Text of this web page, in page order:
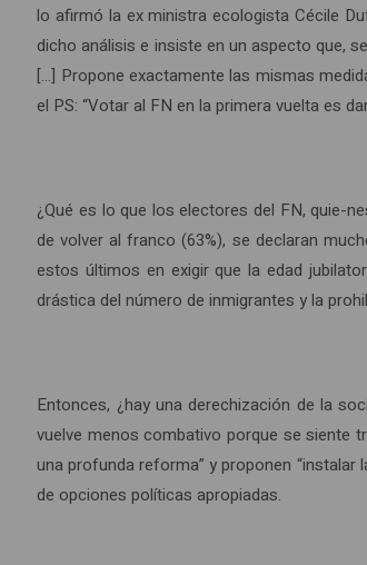
lo afirmó la ex ministra ecologista Cécile
dicho análisis e insiste en un aspecto que,
[…] Propone exactamente las mismas
el PS: “Votar al FN en la primera vuelta es
¿Qué es lo que los electores del FN, quie-
de volver al franco (63%), se declaran
estos últimos en exigir que la edad
drástica del número de inmigrantes y la
Entonces, ¿hay una derechización de la
vuelve menos combativo porque se siente
una profunda reforma” y proponen
de opciones políticas apropiadas.